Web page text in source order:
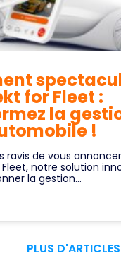
for Fleet :
la
!
ravis de vous
notre solution
la gestion...
PLUS D'ARTICLES